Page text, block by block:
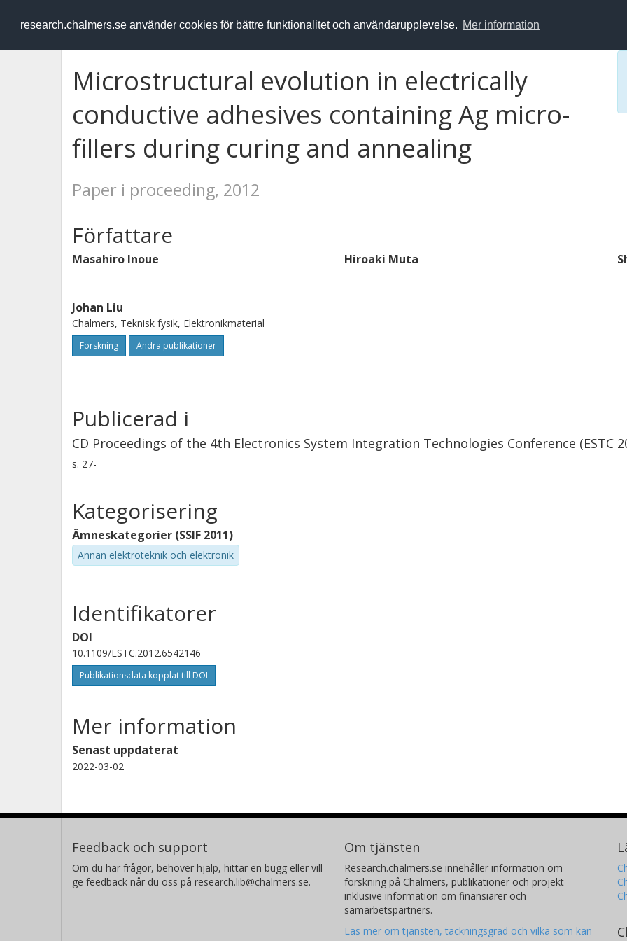
research.chalmers.se använder cookies för bättre funktionalitet och användarupplevelse. Mer information
RESEARCH.chalmers.se
Microstructural evolution in electrically
conductive adhesives containing Ag micro-
fillers during curing and annealing
Paper i proceeding, 2012
Författare
Masahiro Inoue Hiroaki Muta
Johan Liu
Chalmers, Teknisk fysik, Elektronikmaterial
Forskning Andra publikationer
Publicerad i
CD Proceedings of the 4th Electronics System Integration Technologies Conference (ESTC
s. 27-
Kategorisering
Ämneskategorier (SSIF 2011)
Annan elektroteknik och elektronik
Identifikatorer
DOI
10.1109/ESTC.2012.6542146
Publikationsdata kopplat till DOI
Mer information
Senast uppdaterat
2022-03-02
Feedback och support
Om du har frågor, behöver hjälp, hittar en bugg eller vill
ge feedback når du oss på research.lib@chalmers.se.
Om tjänsten
Research.chalmers.se innehåller information om
forskning på Chalmers, publikationer och projekt
inklusive information om finansiärer och
samarbetspartners.
Läs mer om tjänsten, täckningsgrad och vilka som kan